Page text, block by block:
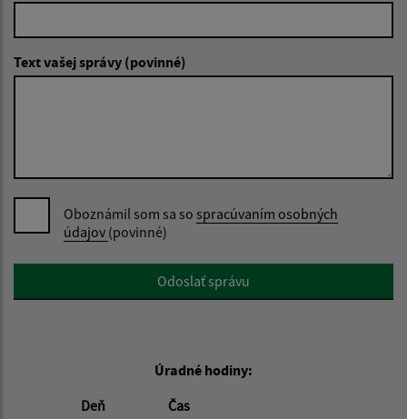
Text vašej správy (povinné)
Oboznámil som sa so spracúvaním osobných
údajov (povinné)
Google reCaptcha ResponseOdoslať správu
Úradné hodiny:
Deň
Čas